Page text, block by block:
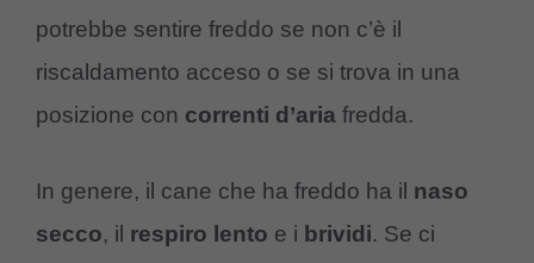
potrebbe sentire freddo se non c’è il
riscaldamento acceso o se si trova in una
posizione con correnti d’aria fredda.
In genere, il cane che ha freddo ha il naso
secco, il respiro lento e i brividi. Se ci